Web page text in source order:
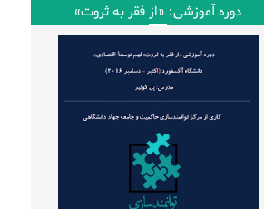
دوره آموزشی: «از فقر به ثروت»